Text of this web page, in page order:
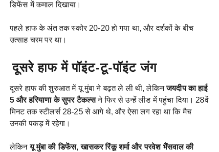
डिफेंस में कमाल दिखाया।
पहले हाफ के अंत तक स्कोर 20-20 हो गया था, और दर्शकों के बीच
उत्साह चरम पर था।
दूसरे हाफ में पॉइंट-टू-पॉइंट जंग
दूसरे हाफ की शुरुआत में यू मुंबा ने बढ़त ले ली थी, लेकिनजयदीप का हाई
5 और हरियाणा के सुपर टैकल्सने फिर से उन्हें लीड में पहुंचा दिया। 28वें
मिनट तक स्टीलर्स 28-25 से आगे थे, और ऐसा लग रहा था कि मैच
उनकी पकड़ में रहेगा।
लेकिनयू मुंबा की डिफेंस, खासकर रिंकू शर्मा और परवेश भैंसवाल की